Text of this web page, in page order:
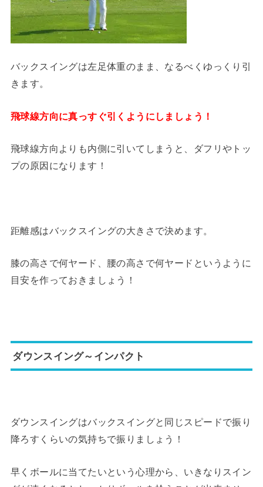
バックスイングは左足体重のまま、なるべくゆっくり引
きます。
飛球線方向に真っすぐ引くようにしましょう！
飛球線方向よりも内側に引いてしまうと、ダフリやトッ
プの原因になります！
距離感はバックスイングの大きさで決めます。
膝の高さで何ヤード、腰の高さで何ヤードというように
目安を作っておきましょう！
ダウンスイング～インパクト
ダウンスイングはバックスイングと同じスピードで振り
降ろすくらいの気持ちで振りましょう！
早くボールに当てたいという心理から、いきなりスイン